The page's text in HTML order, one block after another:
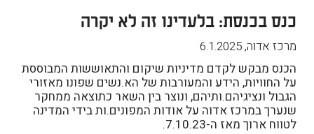
כנס בכנסת: בלעדינו זה לא יקרה
מרכז אדוה,
6.1.2025
הכנס מבקש לקדם מדיניות שיקום והתאוששות המבוססת
על החוויות, הידע והמעורבות של הא.נשים שפונו מאזורי
הגבול ונציגיהם.ותיהם, ונוצר בין השאר כתוצאה ממחקר
שנערך במרכז אדוה על אודות המפונים.ות בידי המדינה
לטווח ארוך מאז ה-7.10.23.